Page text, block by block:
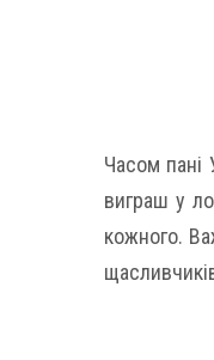
Часом пані
виграш у
кожного.